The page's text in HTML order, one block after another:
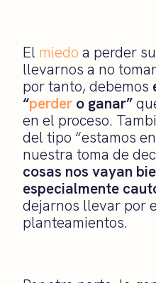
El miedo a perder
llevarnos a no
por tanto, debemos
“perder o ganar”
en el proceso.
del tipo “estamos
nuestra toma de
cosas nos vayan
especialmente
dejarnos llevar por
planteamientos.